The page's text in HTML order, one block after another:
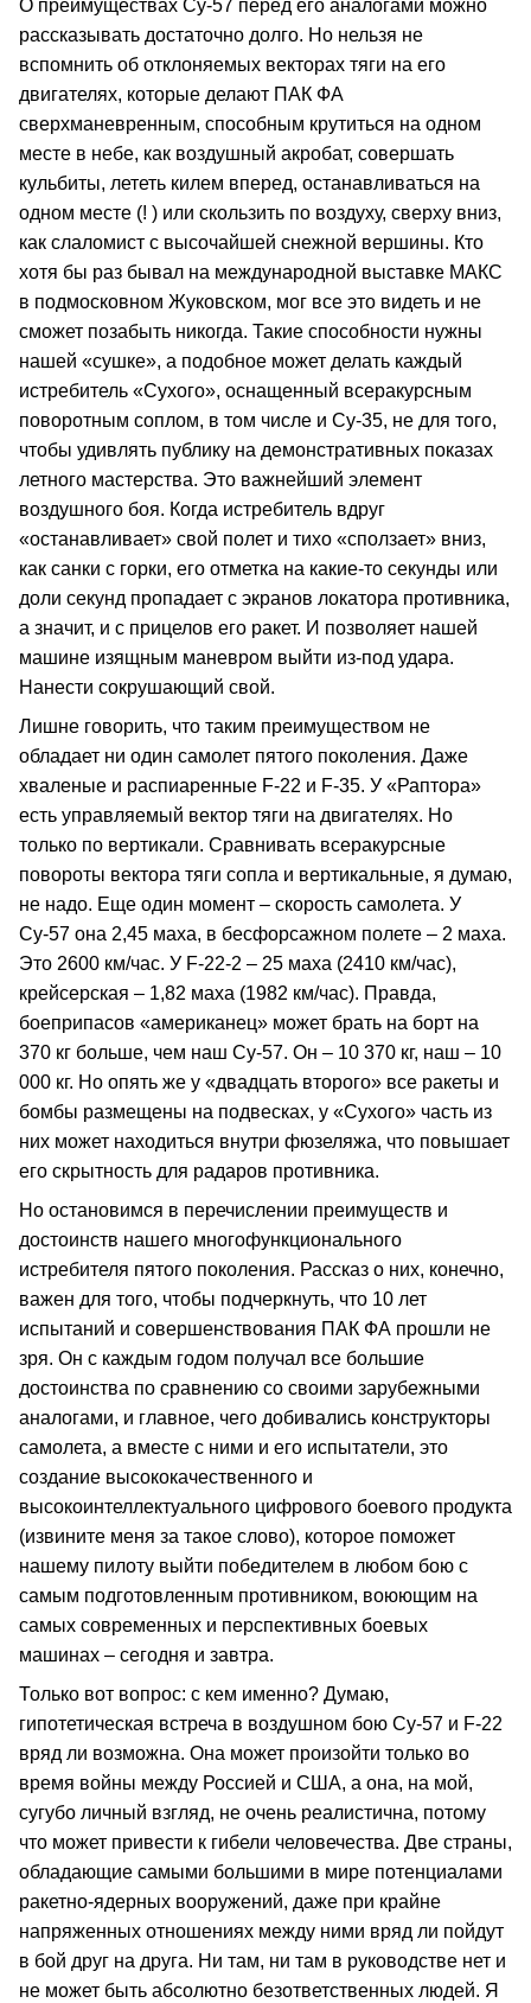
О преимуществах Су‑57 перед его аналогами можно
рассказывать достаточно долго. Но нельзя не
вспомнить об отклоняемых векторах тяги на его
двигателях, которые делают ПАК ФА
сверхманевренным, способным крутиться на одном
месте в небе, как воздушный акробат, совершать
кульбиты, лететь килем вперед, останавливаться на
одном месте (! ) или скользить по воздуху, сверху вниз,
как слаломист с высочайшей снежной вершины. Кто
хотя бы раз бывал на международной выставке МАКС
в подмосковном Жуковском, мог все это видеть и не
сможет позабыть никогда. Такие способности нужны
нашей «сушке», а подобное может делать каждый
истребитель «Сухого», оснащенный всеракурсным
поворотным соплом, в том числе и Су‑35, не для того,
чтобы удивлять публику на демонстративных показах
летного мастерства. Это важнейший элемент
воздушного боя. Когда истребитель вдруг
«останавливает» свой полет и тихо «сползает» вниз,
как санки с горки, его отметка на какие‑то секунды или
доли секунд пропадает с экранов локатора противника,
а значит, и с прицелов его ракет. И позволяет нашей
машине изящным маневром выйти из‑под удара.
Нанести сокрушающий свой.
Лишне говорить, что таким преимуществом не
обладает ни один самолет пятого поколения. Даже
хваленые и распиаренные F‑22 и F‑35. У «Раптора»
есть управляемый вектор тяги на двигателях. Но
только по вертикали. Сравнивать всеракурсные
повороты вектора тяги сопла и вертикальные, я думаю,
не надо. Еще один момент – скорость самолета. У
Су‑57 она 2,45 маха, в бесфорсажном полете – 2 маха.
Это 2600 км/час. У F‑22‑2 – 25 маха (2410 км/час),
крейсерская – 1,82 маха (1982 км/час). Правда,
боеприпасов «американец» может брать на борт на
370 кг больше, чем наш Су‑57. Он – 10 370 кг, наш – 10
000 кг. Но опять же у «двадцать второго» все ракеты и
бомбы размещены на подвесках, у «Сухого» часть из
них может находиться внутри фюзеляжа, что повышает
его скрытность для радаров противника.
Но остановимся в перечислении преимуществ и
достоинств нашего многофункционального
истребителя пятого поколения. Рассказ о них, конечно,
важен для того, чтобы подчеркнуть, что 10 лет
испытаний и совершенствования ПАК ФА прошли не
зря. Он с каждым годом получал все большие
достоинства по сравнению со своими зарубежными
аналогами, и главное, чего добивались конструкторы
самолета, а вместе с ними и его испытатели, это
создание высококачественного и
высокоинтеллектуального цифрового боевого продукта
(извините меня за такое слово), которое поможет
нашему пилоту выйти победителем в любом бою с
самым подготовленным противником, воюющим на
самых современных и перспективных боевых
машинах – сегодня и завтра.
Только вот вопрос: с кем именно? Думаю,
гипотетическая встреча в воздушном бою Су‑57 и F‑22
вряд ли возможна. Она может произойти только во
время войны между Россией и США, а она, на мой,
сугубо личный взгляд, не очень реалистична, потому
что может привести к гибели человечества. Две страны,
обладающие самыми большими в мире потенциалами
ракетно‑ядерных вооружений, даже при крайне
напряженных отношениях между ними вряд ли пойдут
в бой друг на друга. Ни там, ни там в руководстве нет и
не может быть абсолютно безответственных людей. Я